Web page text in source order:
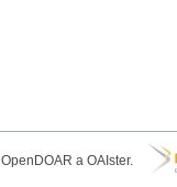
a OAIster.